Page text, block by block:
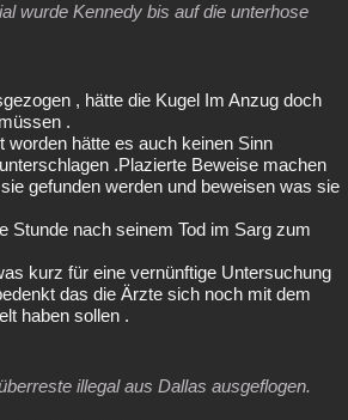
wurde Kennedy bis auf die unterhose
, hätte die Kugel Im Anzug doch
.
worden hätte es auch keinen Sinn
.Plazierte Beweise machen
gefunden werden und beweisen was sie
Stunde nach seinem Tod im Sarg zum
kurz für eine vernünftige Untersuchung
das die Ärzte sich noch mit dem
haben sollen .
illegal aus Dallas ausgeflogen.